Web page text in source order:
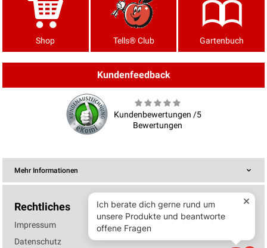
Shop Tells® Club Gartenbuch
Kundenfeedback
Kundenbewertungen /5
Bewertungen
Mehr Informationen
Rechtliches
Impressum
Datenschutz